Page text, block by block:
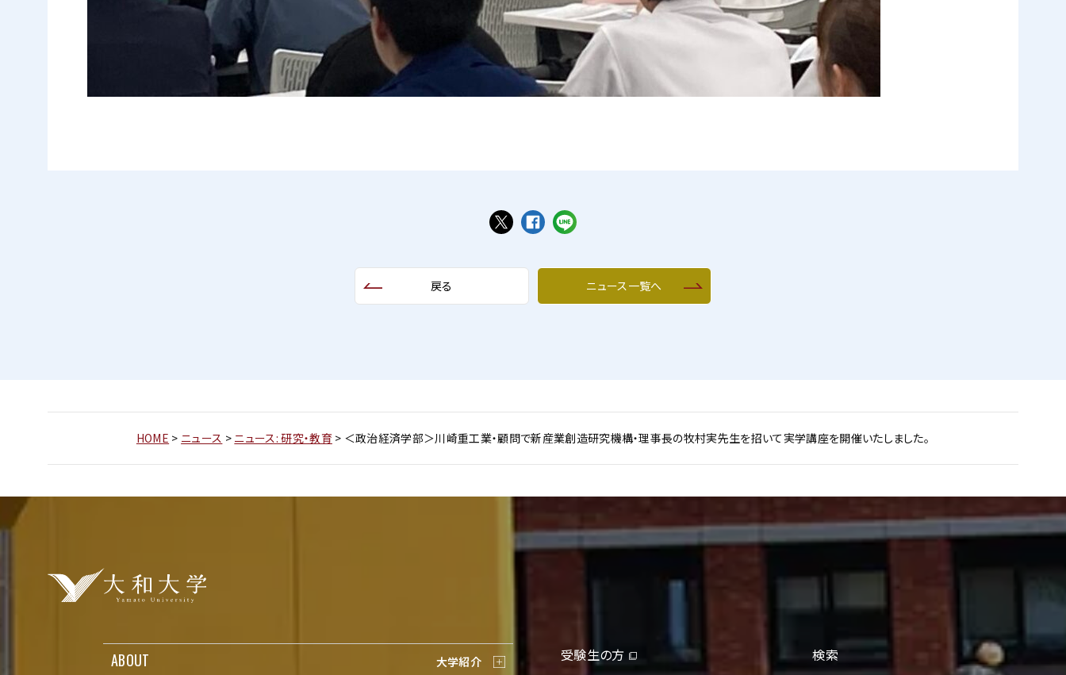
戻る ニュース一覧へ
HOME > ニュース > ニュース: 研究・教育> ＜政治経済学部＞川崎重工業・顧問で新産業創造研究機構・理事長の牧村実先生を招いて実学講座を開催いたしました。
ABOUT 大学紹介
受験生の方
検索